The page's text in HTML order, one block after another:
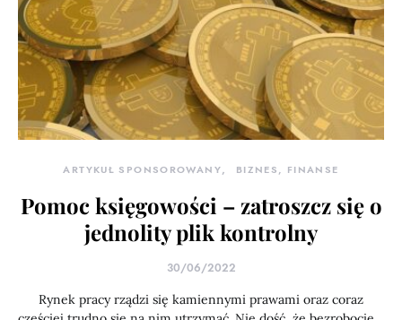
ARTYKUŁ SPONSOROWANY BIZNES, FINANSE
Pomoc księgowości – zatroszcz się o
jednolity plik kontrolny
30/06/2022
Rynek pracy rządzi się kamiennymi prawami oraz coraz